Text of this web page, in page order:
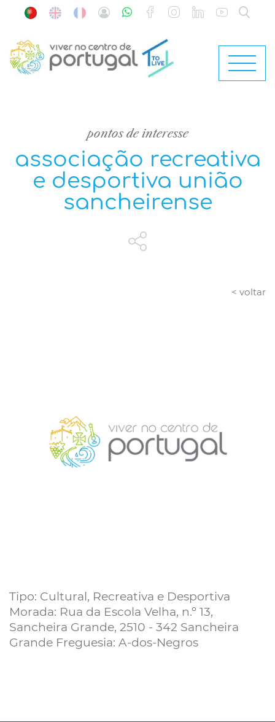
pontos de interesse
associação recreativa
e desportiva união
sancheirense
< voltar
Tipo: Cultural, Recreativa e Desportiva
Morada: Rua da Escola Velha, n.º 13,
Sancheira Grande, 2510 - 342 Sancheira
Grande Freguesia: A-dos-Negros